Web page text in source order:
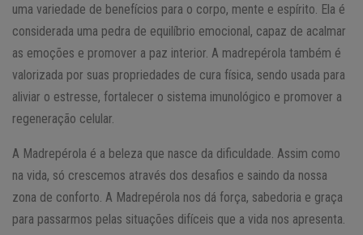
uma variedade de benefícios para o corpo, mente e espírito. Ela é
considerada uma pedra de equilíbrio emocional, capaz de acalmar
as emoções e promover a paz interior. A madrepérola também é
valorizada por suas propriedades de cura física, sendo usada para
aliviar o estresse, fortalecer o sistema imunológico e promover a
regeneração celular.
A Madrepérola é a beleza que nasce da dificuldade. Assim como
na vida, só crescemos através dos desafios e saindo da nossa
zona de conforto. A Madrepérola nos dá força, sabedoria e graça
para passarmos pelas situações difíceis que a vida nos apresenta.